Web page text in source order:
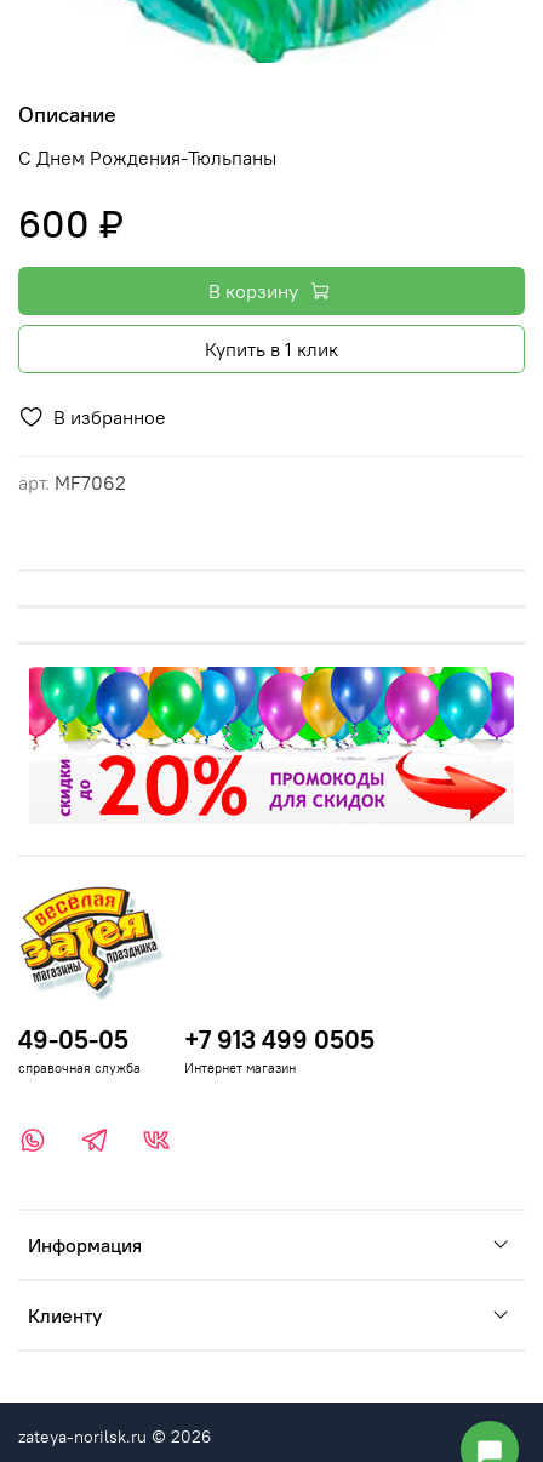
В избранное
арт. МF7062
Описание
С Днем Рождения-Тюльпаны
600 ₽
В корзину
Купить в 1 клик
Информация
Клиенту
49-05-05
справочная служба
+7 913 499 0505
Интернет магазин
zateya-norilsk.ru © 2026